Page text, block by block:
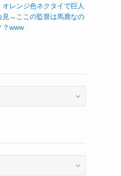
オレンジ色ネクタイで巨人
見→ここの監督は馬鹿なの
？www